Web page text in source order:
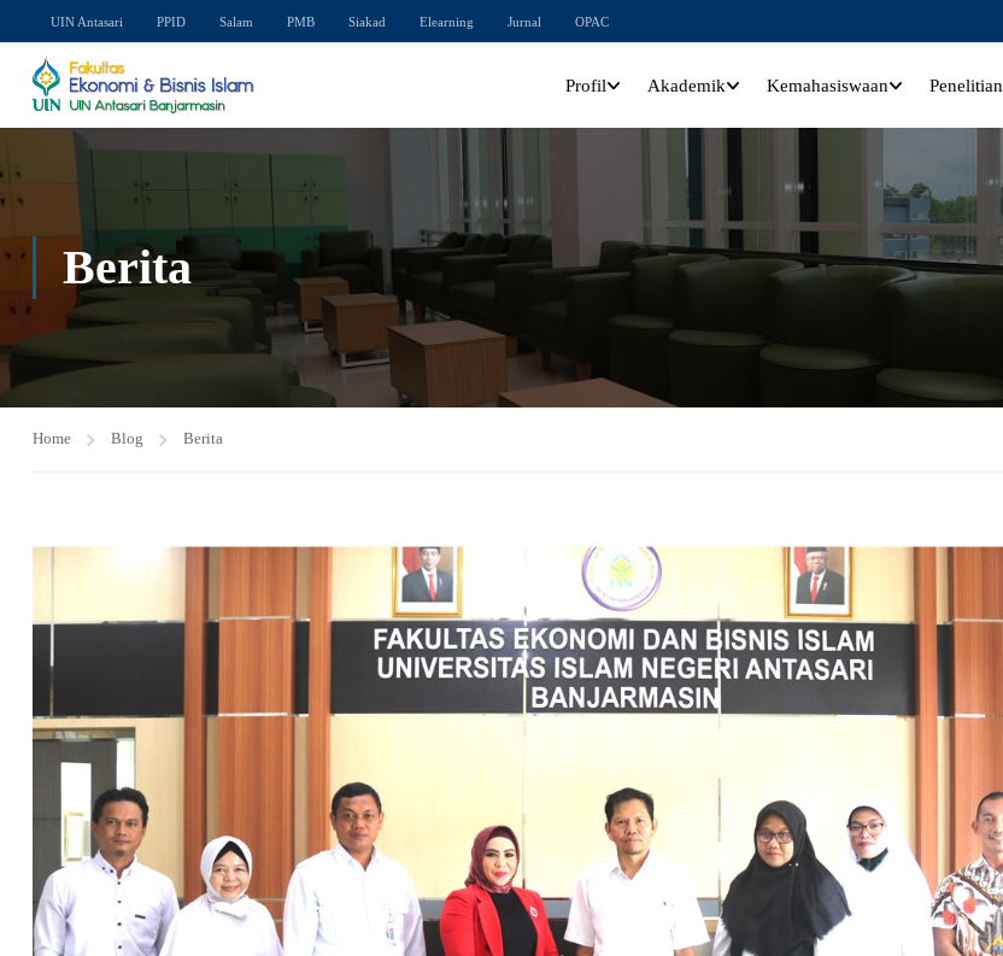
UIN Antasari PPID Salam PMB Siakad Elearning Jurnal OPAC
Profil Akademik Kemahasiswaan Penelitian
Berita
Home Blog Berita